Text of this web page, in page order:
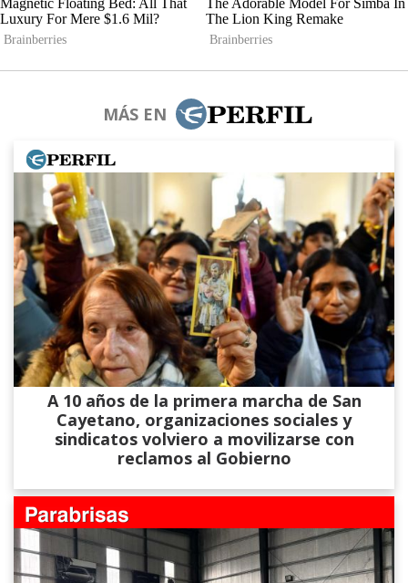
MÁS EN
A 10 años de la primera marcha de San
Cayetano, organizaciones sociales y
sindicatos volviero a movilizarse con
reclamos al Gobierno